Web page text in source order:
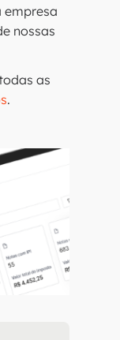
empresa
nossas
as
.